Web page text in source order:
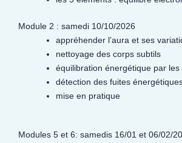
Module 2 : samedi 10/10/2026
appréhender l’aura et ses
nettoyage des corps subtils
équilibration énergétique par les
détection des fuites
mise en pratique
Modules 5 et 6: samedis 16/01 et 06/02/